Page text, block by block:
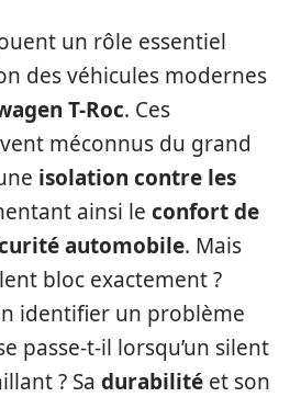
un rôle essentiel
des véhicules modernes
T-Roc. Ces
méconnus du grand
isolation contre les
ainsi le confort de
automobile. Mais
bloc exactement ?
identifier un problème
passe-t-il lorsqu’un silent
? Sa durabilité et son